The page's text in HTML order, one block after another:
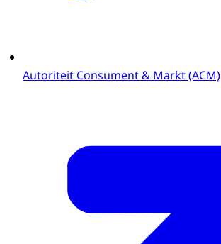
Autoriteit Consument & Markt (ACM)